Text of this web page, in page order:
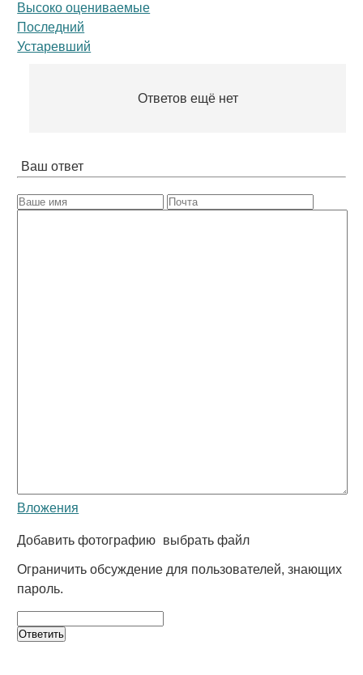
Высоко оцениваемые
Последний
Устаревший
Ответов ещё нет
Ваш ответ
Вложения
Добавить фотографию выбрать файл
Ограничить обсуждение для пользователей, знающих
пароль.